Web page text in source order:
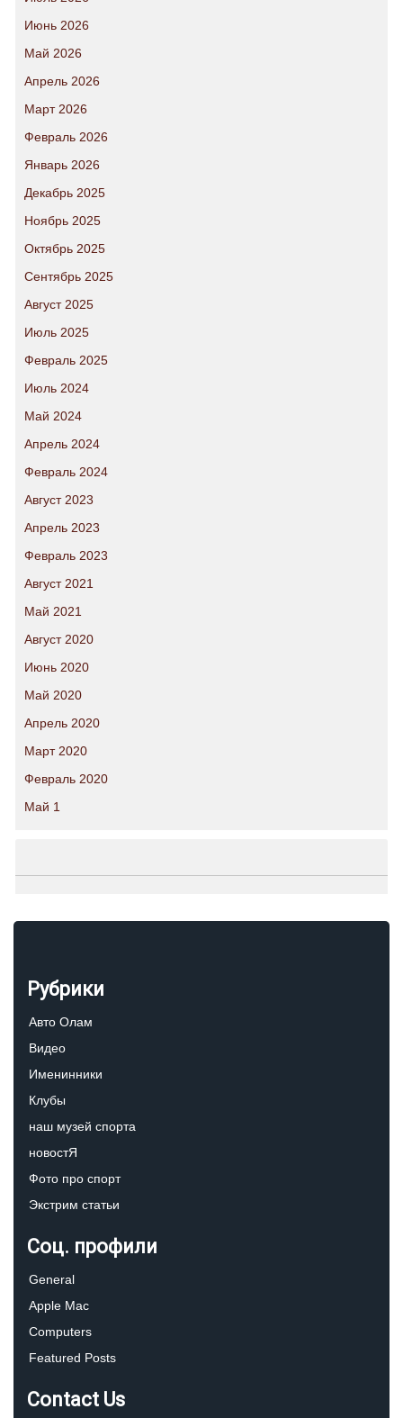
Июнь 2026
Май 2026
Апрель 2026
Март 2026
Февраль 2026
Январь 2026
Декабрь 2025
Ноябрь 2025
Октябрь 2025
Сентябрь 2025
Август 2025
Июль 2025
Февраль 2025
Июль 2024
Май 2024
Апрель 2024
Февраль 2024
Август 2023
Апрель 2023
Февраль 2023
Август 2021
Май 2021
Август 2020
Июнь 2020
Май 2020
Апрель 2020
Март 2020
Февраль 2020
Май 1
Рубрики
Авто Олам
Видео
Именинники
Клубы
наш музей спорта
новостЯ
Фото про спорт
Экстрим статьи
Соц. профили
General
Apple Mac
Computers
Featured Posts
Contact Us